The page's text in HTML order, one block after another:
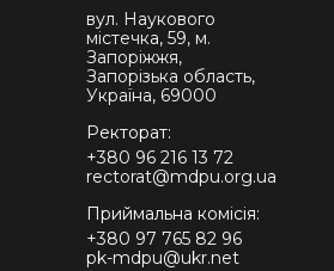
вул. Наукового
містечка, 59, м.
Запоріжжя,
Запорізька область,
Україна, 69000
Ректорат:
+380 96 216 13 72
rectorat@mdpu.org.ua
Приймальна комісія:
+380 97 765 82 96
pk-mdpu@ukr.net